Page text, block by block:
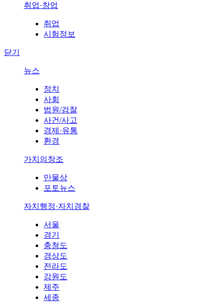
취업·창업
취업
시험정보
닫기
뉴스
정치
사회
법원/검찰
사건/사고
경제·유통
환경
가치의창조
만물상
포토뉴스
자치행정·자치경찰
서울
경기
충청도
경상도
전라도
강원도
제주
세종